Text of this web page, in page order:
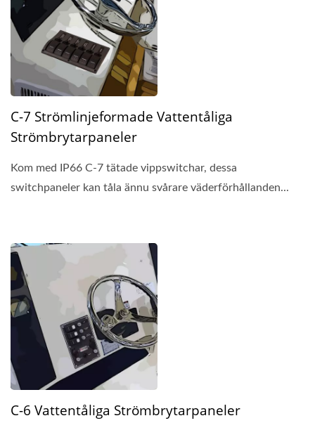
C-7 Strömlinjeformade Vattentåliga
Strömbrytarpaneler
Kom med IP66 C-7 tätade vippswitchar, dessa
switchpaneler kan tåla ännu svårare väderförhållanden...
C-6 Vattentåliga Strömbrytarpaneler